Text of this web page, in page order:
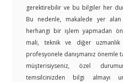
gerektirebilir ve bu bilgiler her
Bu nedenle, makalede yer
herhangi bir işlem yapmadan
mali, teknik ve diğer
profesyonele danışmanız önemle
müşterisiyseniz, özel
temsilcinizden bilgi almayı